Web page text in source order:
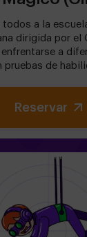
todos a la
dirigida por el
a
pruebas de
misión y
es
y esta gincana
| fiestas
Meriendas,
🎂 Consulta
Reservar